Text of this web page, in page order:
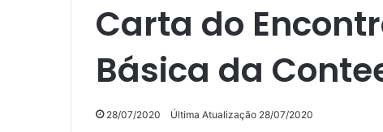
Carta do
Básica da
28/07/2020 Última Atualização 28/07/2020